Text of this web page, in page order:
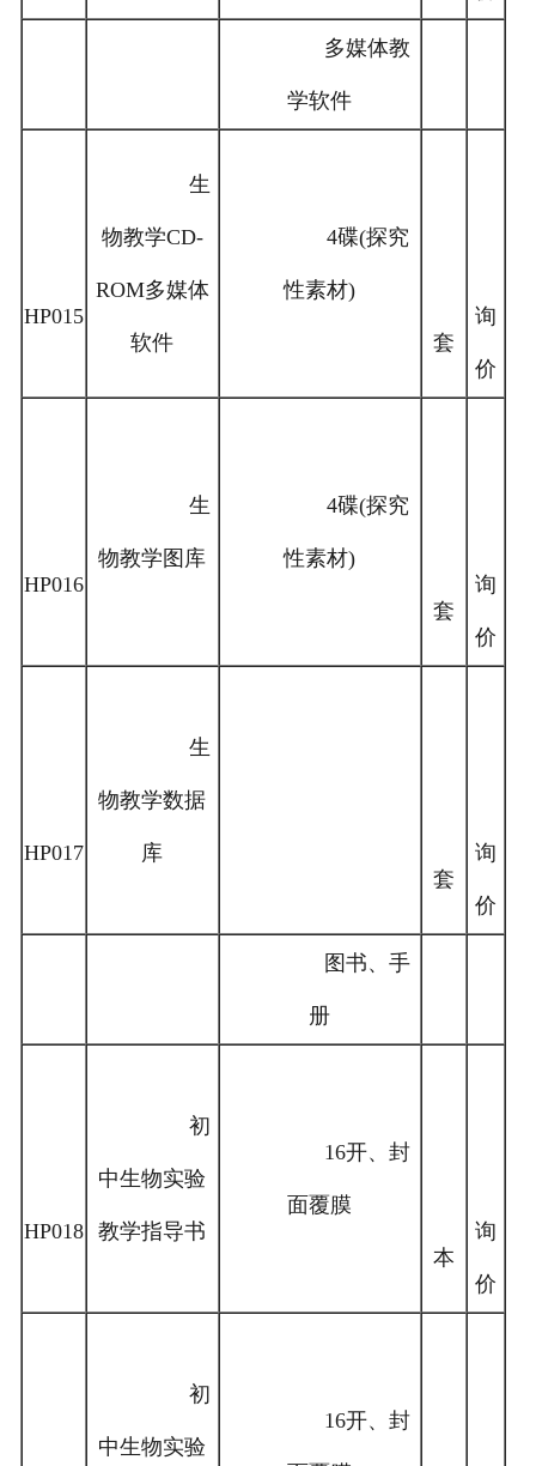
多媒体教
学软件
HP015
生
物教学CD-
ROM多媒体
软件
4碟(探究
性素材)
套
询
价
HP016
生
物教学图库
4碟(探究
性素材)
套
询
价
HP017
生
物教学数据
库
套
询
价
图书、手
册
HP018
初
中生物实验
教学指导书
16开、封
面覆膜
本
询
价
初
中生物实验
16开、封